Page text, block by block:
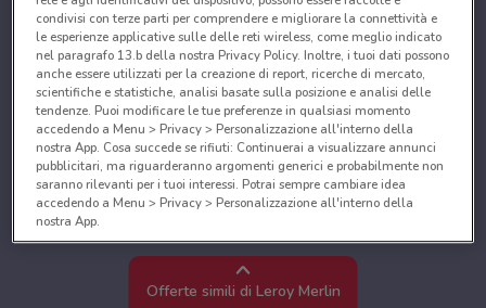
Offerte simili di Leroy Merlin
condivisi con terze parti per comprendere e migliorare la connettività e
le esperienze applicative sulle delle reti wireless, come meglio indicato
nel paragrafo 13.b della nostra Privacy Policy. Inoltre, i tuoi dati possono
anche essere utilizzati per la creazione di report, ricerche di mercato,
scientifiche e statistiche, analisi basate sulla posizione e analisi delle
tendenze. Puoi modificare le tue preferenze in qualsiasi momento
accedendo a Menu > Privacy > Personalizzazione all'interno della
nostra App. Cosa succede se rifiuti: Continuerai a visualizzare annunci
pubblicitari, ma riguarderanno argomenti generici e probabilmente non
saranno rilevanti per i tuoi interessi. Potrai sempre cambiare idea
accedendo a Menu > Privacy > Personalizzazione all'interno della
nostra App.
Noi e i nostri partner trattiamo i dati per fornire:
Utilizzare dati di geolocalizzazione precisi. Scansione attiva delle
caratteristiche del dispositivo ai fini dell’identificazione. Archiviare